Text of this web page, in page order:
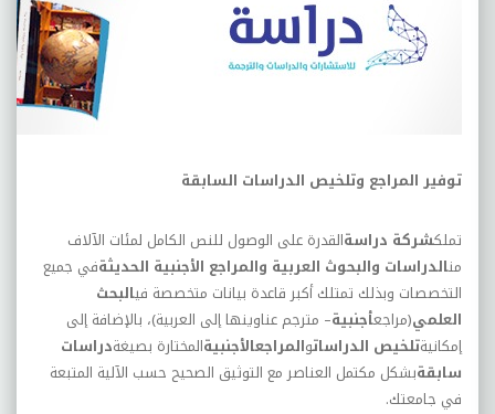
توفير المراجع وتلخيص الدراسات السابقة
تملكشركة دراسةالقدرة على الوصول للنص الكامل لمئات الآلاف
منالدراسات والبحوث العربية والمراجع الأجنبية الحديثةفي جميع
التخصصات وبذلك تمتلك أكبر قاعدة بيانات متخصصة فيالبحث
العلمي(مراجعأجنبية– مترجم عناوينها إلى العربية)، بالإضافة إلى
إمكانيةتلخيص الدراساتوالمراجعالأجنبيةالمختارة بصيغةدراسات
سابقةبشكل مكتمل العناصر مع التوثيق الصحيح حسب الآلية المتبعة
في جامعتك.